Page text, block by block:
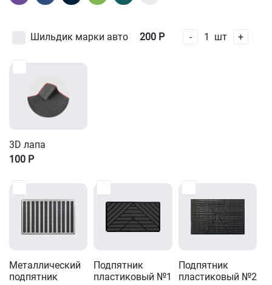
Шильдик марки авто 200 Р - 1 шт +
3D лапа
100 Р
Металлический
подпятник
Подпятник
пластиковый №1
Подпятник
пластиковый №2